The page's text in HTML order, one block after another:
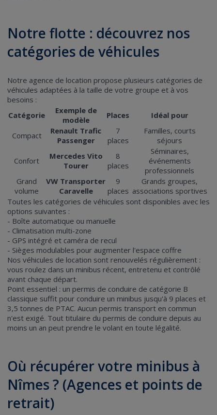
Notre flotte : découvrez nos
catégories de véhicules
Notre agence de location propose plusieurs catégories de
véhicules adaptées à la taille de votre groupe et à vos
besoins :
Catégorie
Exemple de
modèle
Places Idéal pour
Compact
Renault Trafic
Passenger
7
places
Familles, courts
séjours
Confort
Mercedes Vito
Tourer
8
places
Séminaires,
événements
professionnels
Grand
volume
VW Transporter
Caravelle
9
places
Grands groupes,
associations sportives
Toutes les catégories de véhicules sont disponibles avec les
options suivantes :
- Boîte automatique ou manuelle
- Climatisation multi-zone
- GPS intégré et caméra de recul
- Sièges modulables pour augmenter l'espace coffre
Nos véhicules de location sont renouvelés régulièrement :
vous roulez dans un minibus récent, entretenu et contrôlé
avant chaque départ.
Point essentiel : un permis de conduire de catégorie B
classique suffit pour conduire un minibus jusqu'à 9 places et
3,5 tonnes de PTAC. Aucun permis transport en commun
n'est exigé. Tout titulaire du permis de conduire depuis au
moins un an peut prendre le volant en toute légalité.
Où récupérer votre minibus à
Nîmes ? (Agences et points de
retrait)